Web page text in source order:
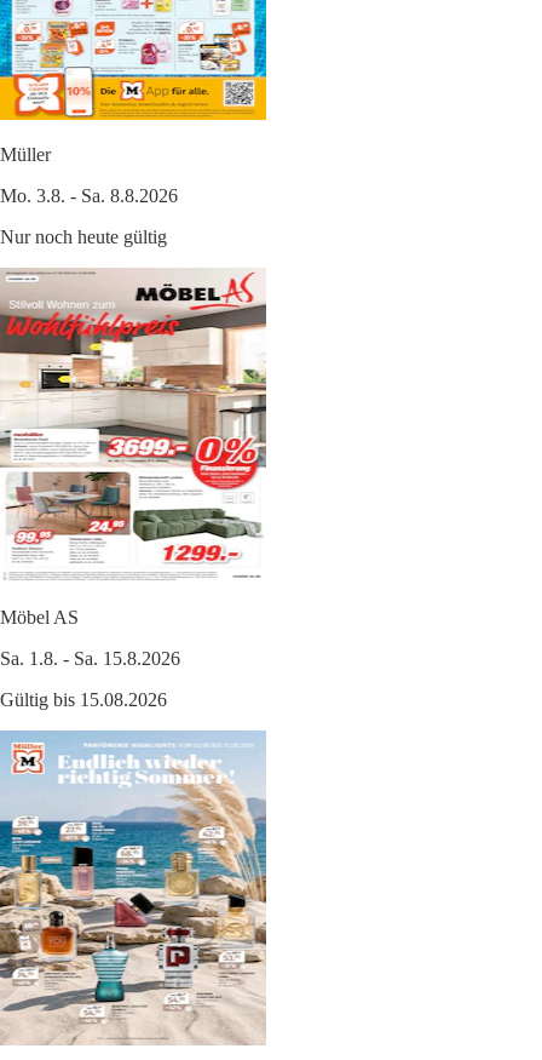
Müller
Mo. 3.8. - Sa. 8.8.2026
Nur noch heute gültig
Möbel AS
Sa. 1.8. - Sa. 15.8.2026
Gültig bis 15.08.2026